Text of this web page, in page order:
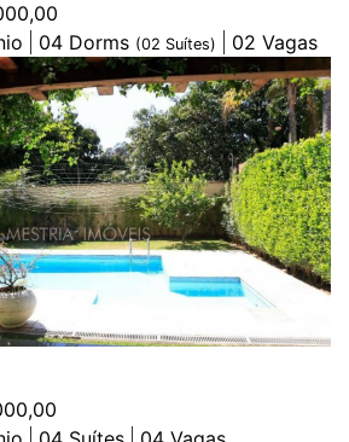
04 Dorms (02 Suítes) 02 Vagas